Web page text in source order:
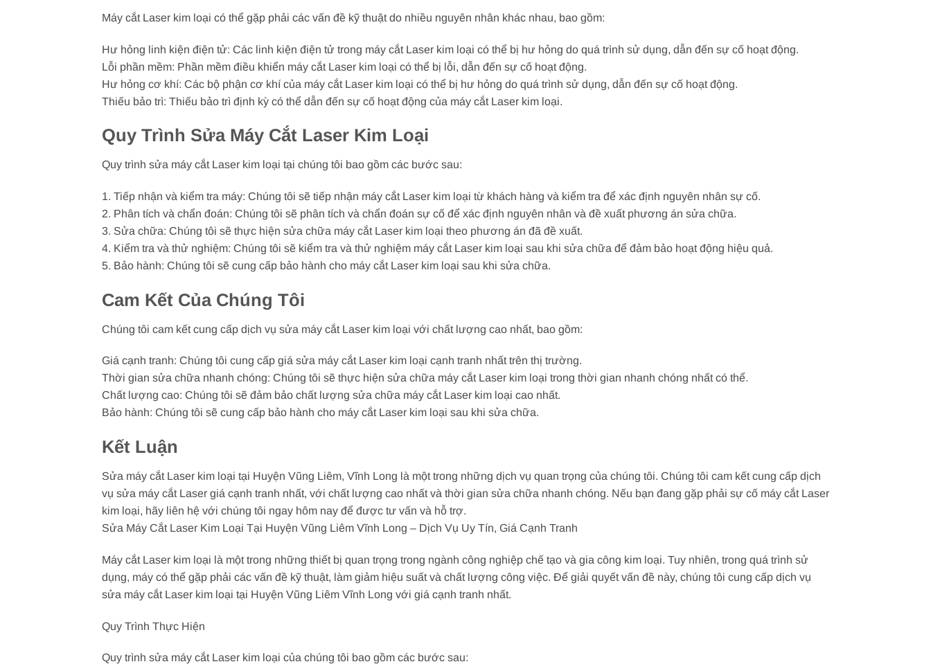
Máy cắt Laser kim loại có thể gặp phải các vấn đề kỹ thuật do nhiều nguyên nhân khác nhau, bao gồm:
Hư hỏng linh kiện điện tử: Các linh kiện điện tử trong máy cắt Laser kim loại có thể bị hư hỏng do quá trình sử dụng, dẫn đến sự cố hoạt động.
Lỗi phần mềm: Phần mềm điều khiển máy cắt Laser kim loại có thể bị lỗi, dẫn đến sự cố hoạt động.
Hư hỏng cơ khí: Các bộ phận cơ khí của máy cắt Laser kim loại có thể bị hư hỏng do quá trình sử dụng, dẫn đến sự cố hoạt động.
Thiếu bảo trì: Thiếu bảo trì định kỳ có thể dẫn đến sự cố hoạt động của máy cắt Laser kim loại.
Quy Trình Sửa Máy Cắt Laser Kim Loại
Quy trình sửa máy cắt Laser kim loại tại chúng tôi bao gồm các bước sau:
1. Tiếp nhận và kiểm tra máy: Chúng tôi sẽ tiếp nhận máy cắt Laser kim loại từ khách hàng và kiểm tra để xác định nguyên nhân sự cố.
2. Phân tích và chẩn đoán: Chúng tôi sẽ phân tích và chẩn đoán sự cố để xác định nguyên nhân và đề xuất phương án sửa chữa.
3. Sửa chữa: Chúng tôi sẽ thực hiện sửa chữa máy cắt Laser kim loại theo phương án đã đề xuất.
4. Kiểm tra và thử nghiệm: Chúng tôi sẽ kiểm tra và thử nghiệm máy cắt Laser kim loại sau khi sửa chữa để đảm bảo hoạt động hiệu quả.
5. Bảo hành: Chúng tôi sẽ cung cấp bảo hành cho máy cắt Laser kim loại sau khi sửa chữa.
Cam Kết Của Chúng Tôi
Chúng tôi cam kết cung cấp dịch vụ sửa máy cắt Laser kim loại với chất lượng cao nhất, bao gồm:
Giá cạnh tranh: Chúng tôi cung cấp giá sửa máy cắt Laser kim loại cạnh tranh nhất trên thị trường.
Thời gian sửa chữa nhanh chóng: Chúng tôi sẽ thực hiện sửa chữa máy cắt Laser kim loại trong thời gian nhanh chóng nhất có thể.
Chất lượng cao: Chúng tôi sẽ đảm bảo chất lượng sửa chữa máy cắt Laser kim loại cao nhất.
Bảo hành: Chúng tôi sẽ cung cấp bảo hành cho máy cắt Laser kim loại sau khi sửa chữa.
Kết Luận
Sửa máy cắt Laser kim loại tại Huyện Vũng Liêm, Vĩnh Long là một trong những dịch vụ quan trọng của chúng tôi. Chúng tôi cam kết cung cấp dịch
vụ sửa máy cắt Laser giá cạnh tranh nhất, với chất lượng cao nhất và thời gian sửa chữa nhanh chóng. Nếu bạn đang gặp phải sự cố máy cắt Laser
kim loại, hãy liên hệ với chúng tôi ngay hôm nay để được tư vấn và hỗ trợ.
Sửa Máy Cắt Laser Kim Loại Tại Huyện Vũng Liêm Vĩnh Long – Dịch Vụ Uy Tín, Giá Cạnh Tranh
Máy cắt Laser kim loại là một trong những thiết bị quan trọng trong ngành công nghiệp chế tạo và gia công kim loại. Tuy nhiên, trong quá trình sử
dụng, máy có thể gặp phải các vấn đề kỹ thuật, làm giảm hiệu suất và chất lượng công việc. Để giải quyết vấn đề này, chúng tôi cung cấp dịch vụ
sửa máy cắt Laser kim loại tại Huyện Vũng Liêm Vĩnh Long với giá cạnh tranh nhất.
Quy Trình Thực Hiện
Quy trình sửa máy cắt Laser kim loại của chúng tôi bao gồm các bước sau: